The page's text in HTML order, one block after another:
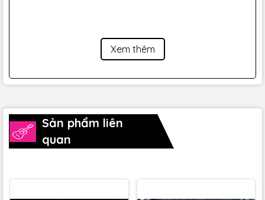
Xem thêm
Sản phẩm liên
quan